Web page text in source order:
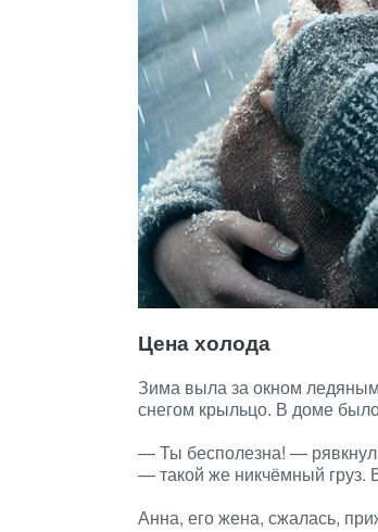
Цена холода
Зима выла за окном
снегом крыльцо. В доме
— Ты бесполезна! — рявкнул
— такой же никчёмный груз.
Анна, его жена, сжалась,